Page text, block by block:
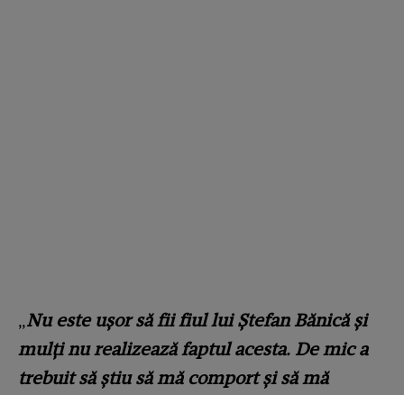
„Nu este ușor să fii fiul lui Ștefan Bănică și
mulți nu realizează faptul acesta. De mic a
trebuit să știu să mă comport și să mă